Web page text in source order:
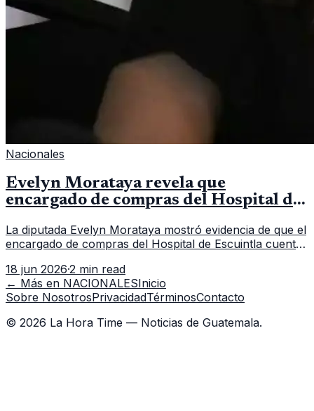
Nacionales
Evelyn Morataya revela que
encargado de compras del Hospital de
La diputada Evelyn Morataya mostró evidencia de que el
encargado de compras del Hospital de Escuintla cuenta
capacitación en la capital.
18 jun 2026·2 min read
← Más en NACIONALESInicio
Sobre NosotrosPrivacidadTérminosContacto
© 2026 La Hora Time — Noticias de Guatemala.